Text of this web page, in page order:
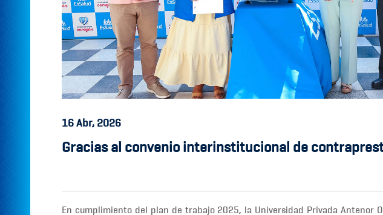
16Abr, 2026
Gracias al convenio interinstitucional de
En cumplimiento del plan de trabajo 2025, la Universidad Privada Antenor